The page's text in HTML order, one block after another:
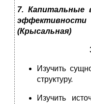
7. Капитальные
(Крысальная)
Изучить
структуру.
Изучить